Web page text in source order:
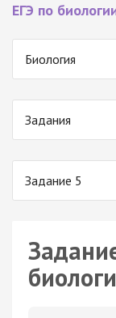
ЕГЭ по
Биология
Задания
Задание 5